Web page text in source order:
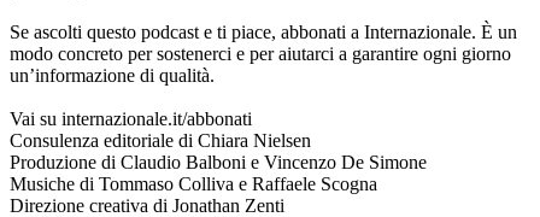
Se ascolti questo podcast e ti piace, abbonati a Internazionale. È un
modo concreto per sostenerci e per aiutarci a garantire ogni giorno
un’informazione di qualità.
Vai su internazionale.it/abbonati
Consulenza editoriale di Chiara Nielsen
Produzione di Claudio Balboni e Vincenzo De Simone
Musiche di Tommaso Colliva e Raffaele Scogna
Direzione creativa di Jonathan Zenti